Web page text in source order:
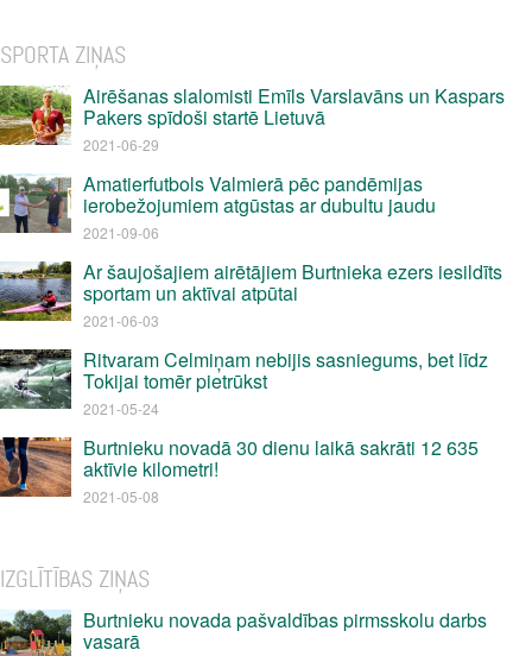
SPORTA ZIŅAS
Airēšanas slalomisti Emīls Varslavāns un Kaspars
Pakers spīdoši startē Lietuvā
2021-06-29
Amatierfutbols Valmierā pēc pandēmijas
ierobežojumiem atgūstas ar dubultu jaudu
2021-09-06
Ar šaujošajiem airētājiem Burtnieka ezers iesildīts
sportam un aktīvai atpūtai
2021-06-03
Ritvaram Celmiņam nebijis sasniegums, bet līdz
Tokijai tomēr pietrūkst
2021-05-24
Burtnieku novadā 30 dienu laikā sakrāti 12 635
aktīvie kilometri!
2021-05-08
IZGLĪTĪBAS ZIŅAS
Burtnieku novada pašvaldības pirmsskolu darbs
vasarā